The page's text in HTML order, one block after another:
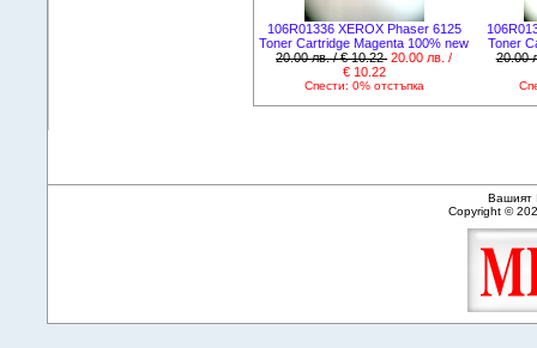
106R01336 XEROX Phaser 6125
Toner Cartridge Magenta 100% new
20.00 лв. / € 10.22 20.00 лв. /
€ 10.22
Спести: 0% отстъпка
Toner
20.00
Вашият
Copyright ©